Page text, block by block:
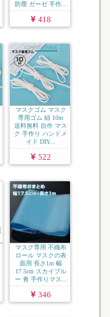
防塵 ガーゼ 手作...
418
マスクゴム マスク
専用ゴム 紐 10m
送料無料 自作 マス
ク 手作り ハンドメ
イド DIY...
522
マスク専用 不織布
ロール マスクの表
面用 長さ1m 幅
17.5cm スカイブル
ー 青 手作りマス...
346